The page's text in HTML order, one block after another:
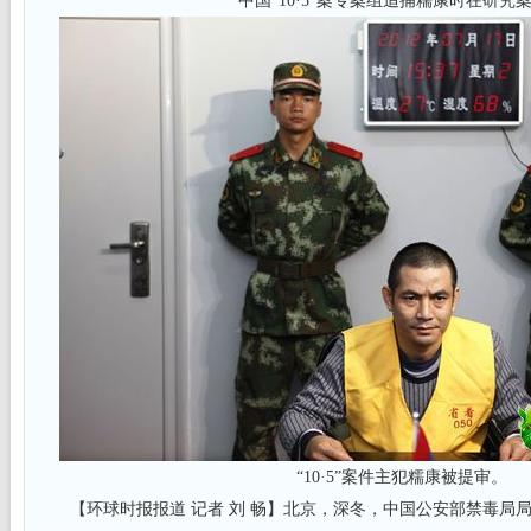
“10·5”案件主犯糯康被提审。
【环球时报报道 记者 刘 畅】北京，深冬，中国公安部禁毒局